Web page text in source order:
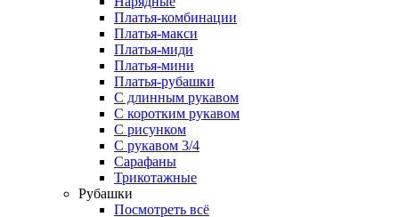
Платья-комбинации
Платья-макси
Платья-миди
Платья-мини
Платья-рубашки
С длинным рукавом
С коротким рукавом
С рисунком
С рукавом 3/4
Сарафаны
Трикотажные
Рубашки
Посмотреть всё